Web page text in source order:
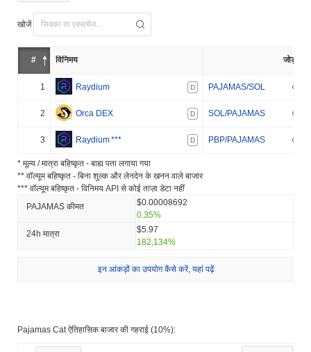
खोजें
# विनिमय जोड़ा
1 Raydium D PAJAMAS/SOL
2 Orca DEX D SOL/PAJAMAS
3 Raydium*** D PBP/PAJAMAS
* मूल्य / मात्रा बहिष्कृत - बाह्य पता लगाया गया
** वॉल्यूम बहिष्कृत - बिना शुल्क और लेनदेन के खनन वाले बाजार
*** वॉल्यूम बहिष्कृत - विनिमय API से कोई ताज़ा डेटा नहीं
PAJAMAS कीमत
$0.00008692
0.35%
24h मात्रा
$5.97
182,134%
इन आंकड़ों का उपयोग कैसे करें, यहां पढ़ें
Pajamas Cat ऐतिहासिक बाजार की गहराई (10%):